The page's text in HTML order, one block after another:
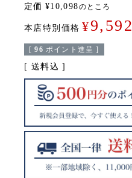
定価 ¥10,098のところ
本店特別価格 ¥9,592
[ 96 ポイント進呈 ]
送料込